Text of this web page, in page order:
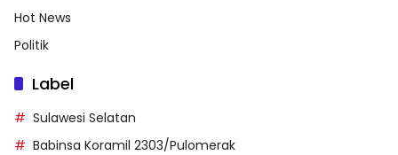
Hot News
Politik
Label
Sulawesi Selatan
Babinsa Koramil 2303/Pulomerak